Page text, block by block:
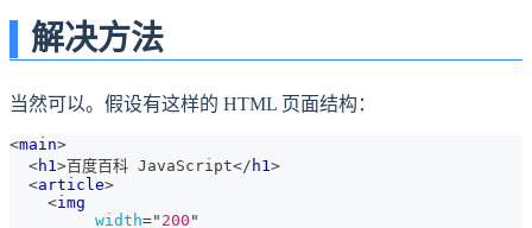
解决方法
当然可以。假设有这样的 HTML 页面结构：
<main>
<h1 >百度百科 JavaScript</ h1 >
<article>
<img
width=" 200 "